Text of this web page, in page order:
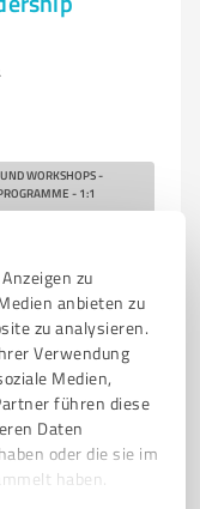
zu
anbieten zu
zu analysieren.
Verwendung
Medien,
führen diese
Daten
oder die sie im
haben.
WORKSHOPS -
- 1:1